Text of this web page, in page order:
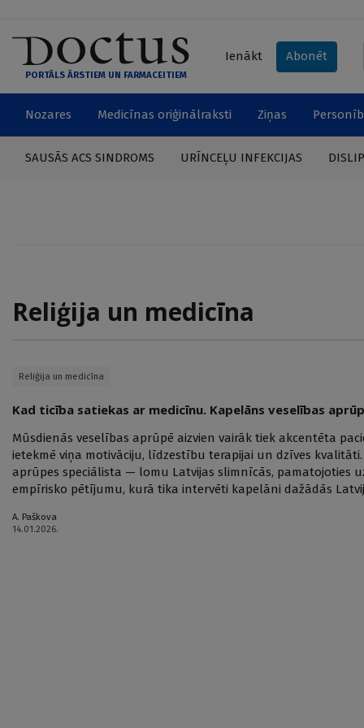
PORTĀLS ĀRSTIEM UN FARMACEITIEM
Ienākt Abonēt
Nozares Medicīnas oriģinālraksti Ziņas
SAUSĀS ACS SINDROMS URĪNCEĻU INFEKCIJAS
Reliģija un medicīna
Reliģija un medicīna
Kad ticība satiekas ar medicīnu. Kapelāns veselības
Mūsdienās veselības aprūpē aizvien vairāk tiek akcentēta
ietekmē viņa motivāciju, līdzestību terapijai un dzīves
aprūpes speciālista — lomu Latvijas slimnīcās, pamatojoties
empīrisko pētījumu, kurā tika intervēti kapelāni dažādās
A. Paškova
14.01.2026.